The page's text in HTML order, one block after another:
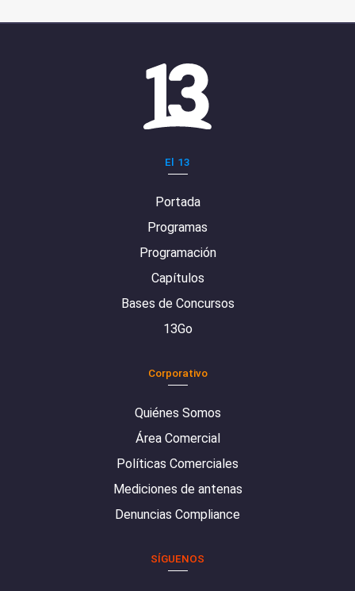
El 13
Portada
Programas
Programación
Capítulos
Bases de Concursos
13Go
Corporativo
Quiénes Somos
Área Comercial
Políticas Comerciales
Mediciones de antenas
Denuncias Compliance
SÍGUENOS